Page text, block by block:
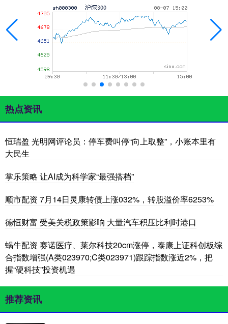
热点资讯
恒瑞盈 光明网评论员：停车费叫停“向上取整”，小账本里有
大民生
掌乐策略 让AI成为科学家“最强搭档”
顺市配资 7月14日灵康转债上涨032%，转股溢价率6253%
德恒财富 受美关税政策影响 大量汽车积压比利时港口
蜗牛配资 赛诺医疗、莱尔科技20cm涨停，泰康上证科创板综
合指数增强(A类023970;C类023971)跟踪指数涨近2%，把
握“硬科技”投资机遇
推荐资讯